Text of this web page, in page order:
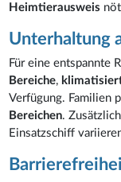
Heimtierausweis
Unterhaltung
Für eine entspannte
Bereiche,
Verfügung. Familien
Bereichen.
Einsatzschiff